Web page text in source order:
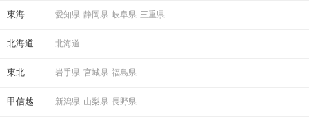
東海 愛知県 静岡県 岐阜県 三重県
北海道 北海道
東北 岩手県 宮城県 福島県
甲信越 新潟県 山梨県 長野県